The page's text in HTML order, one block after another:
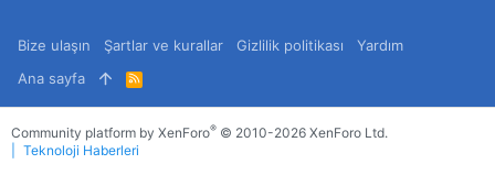
Bize ulaşın Şartlar ve kurallar Gizlilik politikası
Yardım
Ana sayfa
R
S
S
Community platform by XenForo® © 2010-2026 XenForo Ltd.
Teknoloji Haberleri